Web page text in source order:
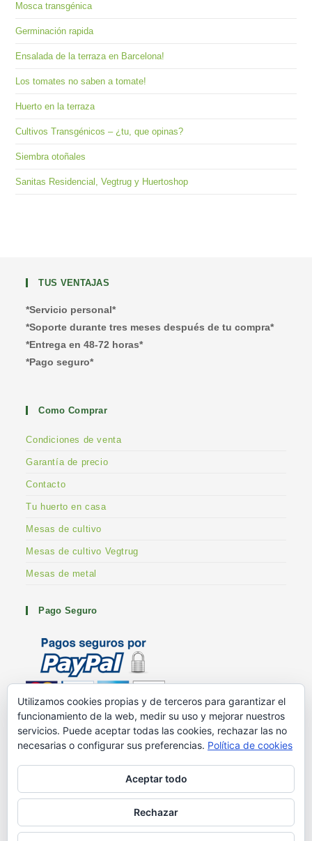
Mosca transgénica
Germinación rapida
Ensalada de la terraza en Barcelona!
Los tomates no saben a tomate!
Huerto en la terraza
Cultivos Transgénicos – ¿tu, que opinas?
Siembra otoñales
Sanitas Residencial, Vegtrug y Huertoshop
TUS VENTAJAS
*Servicio personal*
*Soporte durante tres meses después de tu compra*
*Entrega en 48-72 horas*
*Pago seguro*
Como Comprar
Condiciones de venta
Garantía de precio
Contacto
Tu huerto en casa
Mesas de cultivo
Mesas de cultivo Vegtrug
Mesas de metal
Pago Seguro
Metodos de pago
G+ Huertoshop
Blog – Ayuda en el huerto Mesas de cultivo
¿Quiénes somos?
Utilizamos cookies propias y de terceros para garantizar el
funcionamiento de la web, medir su uso y mejorar nuestros
servicios. Puede aceptar todas las cookies, rechazar las no
necesarias o configurar sus preferencias. Política de cookies
Aceptar todo
Rechazar